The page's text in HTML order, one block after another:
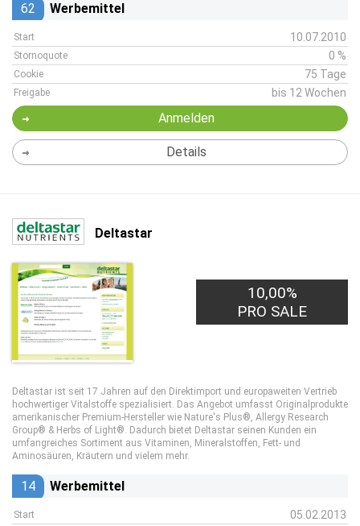
62 Werbemittel
Start 10.07.2010
Stornoquote 0 %
Cookie 75 Tage
Freigabe bis 12 Wochen
Anmelden
Details
Deltastar
10,00%
PRO SALE
Deltastar ist seit 17 Jahren auf den Direktimport und europaweiten Vertrieb
hochwertiger Vitalstoffe spezialisiert. Das Angebot umfasst Originalprodukte
amerikanischer Premium-Hersteller wie Nature's Plus®, Allergy Research
Group® & Herbs of Light®. Dadurch bietet Deltastar seinen Kunden ein
umfangreiches Sortiment aus Vitaminen, Mineralstoffen, Fett- und
Aminosäuren, Kräutern und vielem mehr.
14 Werbemittel
Start 05.02.2013